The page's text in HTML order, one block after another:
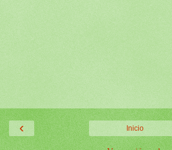
‹ Inicio